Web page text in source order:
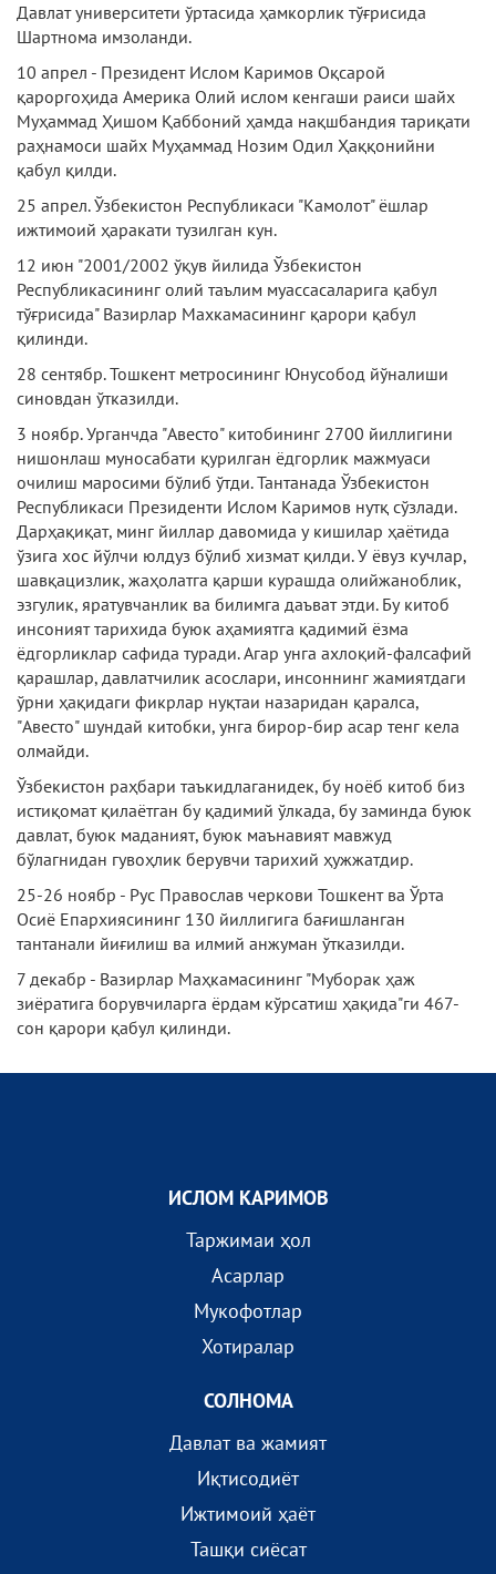
Давлат университети ўртасида ҳамкорлик тўғрисида
Шартнома имзоланди.
10 апрел - Президент Ислом Каримов Оқсарой
қароргоҳида Америка Олий ислом кенгаши раиси шайх
Муҳаммад Ҳишом Қаббоний ҳамда нақшбандия тариқати
раҳнамоси шайх Муҳаммад Нозим Одил Ҳаққонийни
қабул қилди.
25 апрел. Ўзбекистон Республикаси "Камолот" ёшлар
ижтимоий ҳаракати тузилган кун.
12 июн "2001/2002 ўқув йилида Ўзбекистон
Республикасининг олий таълим муассасаларига қабул
тўғрисида" Вазирлар Махкамасининг қарори қабул
қилинди.
28 сентябр. Тошкент метросининг Юнусобод йўналиши
синовдан ўтказилди.
3 ноябр. Урганчда "Авесто" китобининг 2700 йиллигини
нишонлаш муносабати қурилган ёдгорлик мажмуаси
очилиш маросими бўлиб ўтди. Тантанада Ўзбекистон
Республикаси Президенти Ислом Каримов нутқ сўзлади.
Дарҳақиқат, минг йиллар давомида у кишилар ҳаётида
ўзига хос йўлчи юлдуз бўлиб хизмат қилди. У ёвуз кучлар,
шавқацизлик, жаҳолатга қарши курашда олийжаноблик,
эзгулик, яратувчанлик ва билимга даъват этди. Бу китоб
инсоният тарихида буюк аҳамиятга қадимий ёзма
ёдгорликлар сафида туради. Агар унга ахлоқий-фалсафий
қарашлар, давлатчилик асослари, инсоннинг жамиятдаги
ўрни ҳақидаги фикрлар нуқтаи назаридан қаралса,
"Авесто" шундай китобки, унга бирор-бир асар тенг кела
олмайди.
Ўзбекистон раҳбари таъкидлаганидек, бу ноёб китоб биз
истиқомат қилаётган бу қадимий ўлкада, бу заминда буюк
давлат, буюк маданият, буюк маънавият мавжуд
бўлагнидан гувоҳлик берувчи тарихий ҳужжатдир.
25-26 ноябр - Рус Православ черкови Тошкент ва Ўрта
Осиё Епархиясининг 130 йиллигига бағишланган
тантанали йиғилиш ва илмий анжуман ўтказилди.
7 декабр - Вазирлар Маҳкамасининг "Муборак ҳаж
зиёратига борувчиларга ёрдам кўрсатиш ҳақида"ги 467-
сон қарори қабул қилинди.
ИСЛОМ КАРИМОВ
Таржимаи ҳол
Асарлар
Мукофотлар
Хотиралар
СОЛНОМА
Давлат ва жамият
Иқтисодиёт
Ижтимоий ҳаёт
Ташқи сиёсат